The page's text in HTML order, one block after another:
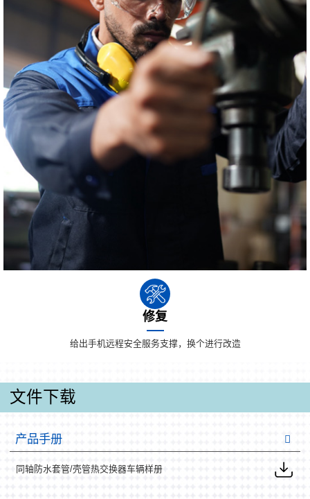
修复
给出手机远程安全服务支撑，换个进行改造
文件下载
产品手册
同轴防水套管/壳管热交换器车辆样册